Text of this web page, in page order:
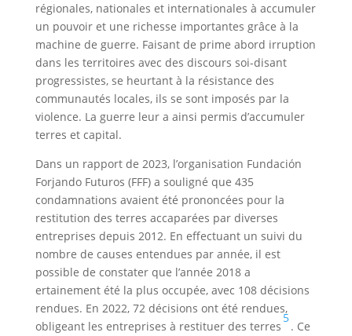
régionales, nationales et internationales à accumuler
un pouvoir et une richesse importantes grâce à la
machine de guerre. Faisant de prime abord irruption
dans les territoires avec des discours soi-disant
progressistes, se heurtant à la résistance des
communautés locales, ils se sont imposés par la
violence. La guerre leur a ainsi permis d’accumuler
terres et capital.
Dans un rapport de 2023, l’organisation Fundación
Forjando Futuros (FFF) a souligné que 435
condamnations avaient été prononcées pour la
restitution des terres accaparées par diverses
entreprises depuis 2012. En effectuant un suivi du
nombre de causes entendues par année, il est
possible de constater que l’année 2018 a
ertainement été la plus occupée, avec 108 décisions
rendues. En 2022, 72 décisions ont été rendues,
obligeant les entreprises à restituer des terres
5
. Ce